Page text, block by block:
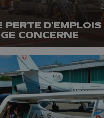
PERTE D'EMPLOIS
CONCERNE